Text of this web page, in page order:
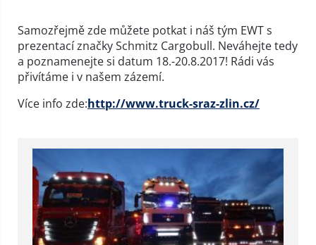
Samozřejmě zde můžete potkat i náš tým EWT s
prezentací značky Schmitz Cargobull. Neváhejte tedy
a poznamenejte si datum 18.-20.8.2017! Rádi vás
přivítáme i v našem zázemí.
Více info zde:http://www.truck-sraz-zlin.cz/